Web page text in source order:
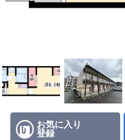
スタッフ紹介
店舗情報·アクセス
会社概要お気に入り
登録